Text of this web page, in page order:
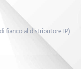
fianco al distributore IP)